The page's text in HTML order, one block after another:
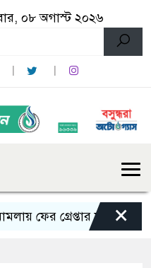
০৮ অগাস্ট ২০২৬
গ্রেপ্তার সাবেক ×